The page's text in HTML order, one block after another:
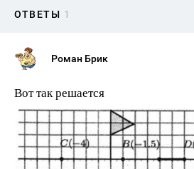
ОТВЕТЫ 1
Роман Брик
Вот так решается